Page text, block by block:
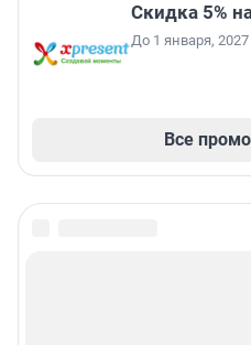
Скидка 5%
До 1 января, 2027
Все